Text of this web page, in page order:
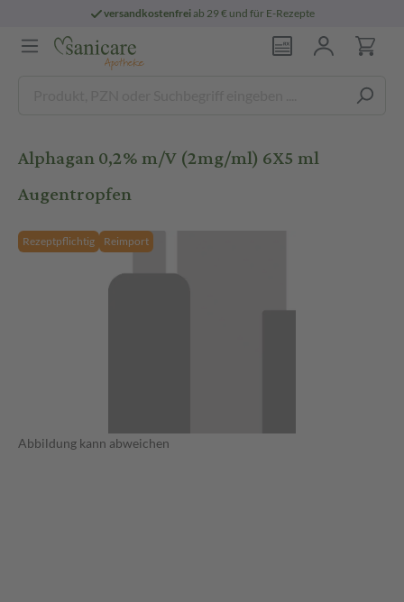
versandkostenfreiab 29 € und für E-Rezepte
Alphagan 0,2% m/V (2mg/ml) 6X5 ml
Augentropfen
Rezeptpflichtig Reimport
Abbildung kann abweichen